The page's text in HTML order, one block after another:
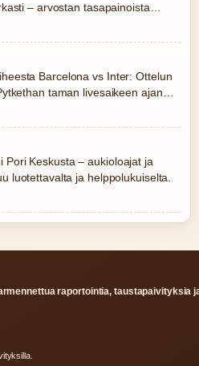
– arvostan tasapainoista
Barcelona vs Inter: Ottelun
taman livesaikeen ajan
Pori Keskusta – aukioloajat ja
luotettavalta ja helppolukuiselta.
raportointia, taustapaivityksia